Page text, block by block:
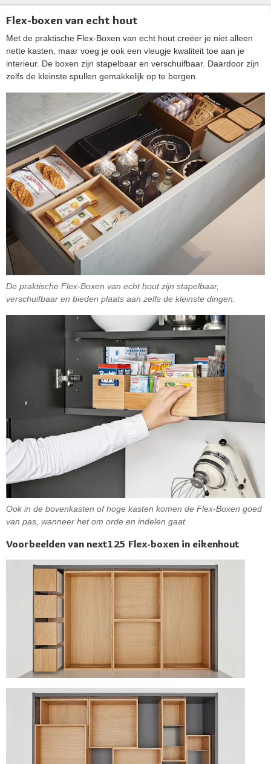
Flex-boxen van echt hout
Met de praktische Flex-Boxen van echt hout creëer je niet alleen
nette kasten, maar voeg je ook een vleugje kwaliteit toe aan je
interieur. De boxen zijn stapelbaar en verschuifbaar. Daardoor zijn
zelfs de kleinste spullen gemakkelijk op te bergen.
De praktische Flex-Boxen van echt hout zijn stapelbaar,
verschuifbaar en bieden plaats aan zelfs de kleinste dingen.
Ook in de bovenkasten of hoge kasten komen de Flex-Boxen goed
van pas, wanneer het om orde en indelen gaat.
Voorbeelden van next125 Flex-boxen in eikenhout